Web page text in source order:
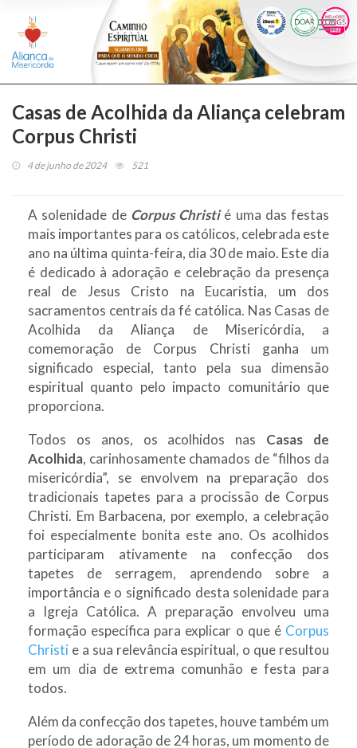
Casas de Acolhida da Aliança celebram
Corpus Christi
4 de junho de 2024 521
A solenidade de Corpus Christié uma das festas
mais importantes para os católicos, celebrada este
ano na última quinta-feira, dia 30 de maio. Este dia
é dedicado à adoração e celebração da presença
real de Jesus Cristo na Eucaristia, um dos
sacramentos centrais da fé católica. Nas Casas de
Acolhida da Aliança de Misericórdia, a
comemoração de Corpus Christi ganha um
significado especial, tanto pela sua dimensão
espiritual quanto pelo impacto comunitário que
proporciona.
Todos os anos, os acolhidos nas Casas de
Acolhida, carinhosamente chamados de “filhos da
misericórdia”, se envolvem na preparação dos
tradicionais tapetes para a procissão de Corpus
Christi. Em Barbacena, por exemplo, a celebração
foi especialmente bonita este ano. Os acolhidos
participaram ativamente na confecção dos
tapetes de serragem, aprendendo sobre a
importância e o significado desta solenidade para
a Igreja Católica. A preparação envolveu uma
formação específica para explicar o que é Corpus
Christi e a sua relevância espiritual, o que resultou
em um dia de extrema comunhão e festa para
todos.
Além da confecção dos tapetes, houve também um
período de adoração de 24 horas, um momento de